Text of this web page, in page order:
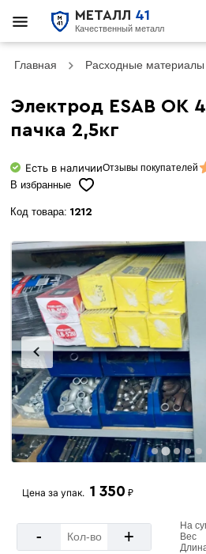
МЕТАЛЛ 41
Качественный металл
Главная Расходные материалы
Электрод ESAB ОК
пачка 2,5кг
Есть в наличииОтзывы покупателей
В избранные
Код товара: 1212
Цена заупак. 1 350 ₽
- +
На
Вес